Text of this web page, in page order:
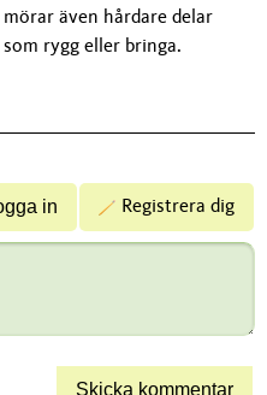
mörar även hårdare delar
som rygg eller bringa.
in Registrera dig